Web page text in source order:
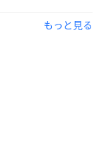
もっと見る